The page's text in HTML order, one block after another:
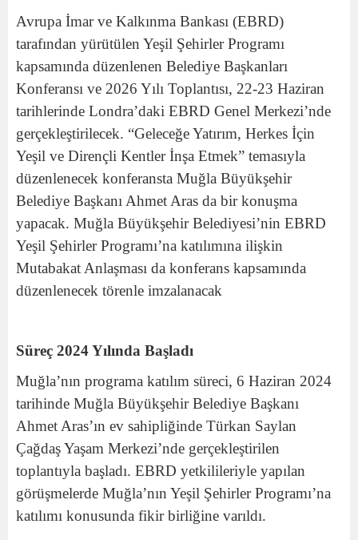
Avrupa İmar ve Kalkınma Bankası (EBRD)
tarafından yürütülen Yeşil Şehirler Programı
kapsamında düzenlenen Belediye Başkanları
Konferansı ve 2026 Yılı Toplantısı, 22-23 Haziran
tarihlerinde Londra’daki EBRD Genel Merkezi’nde
gerçekleştirilecek. “Geleceğe Yatırım, Herkes İçin
Yeşil ve Dirençli Kentler İnşa Etmek” temasıyla
düzenlenecek konferansta Muğla Büyükşehir
Belediye Başkanı Ahmet Aras da bir konuşma
yapacak. Muğla Büyükşehir Belediyesi’nin EBRD
Yeşil Şehirler Programı’na katılımına ilişkin
Mutabakat Anlaşması da konferans kapsamında
düzenlenecek törenle imzalanacak
Süreç 2024 Yılında Başladı
Muğla’nın programa katılım süreci, 6 Haziran 2024
tarihinde Muğla Büyükşehir Belediye Başkanı
Ahmet Aras’ın ev sahipliğinde Türkan Saylan
Çağdaş Yaşam Merkezi’nde gerçekleştirilen
toplantıyla başladı. EBRD yetkilileriyle yapılan
görüşmelerde Muğla’nın Yeşil Şehirler Programı’na
katılımı konusunda fikir birliğine varıldı.